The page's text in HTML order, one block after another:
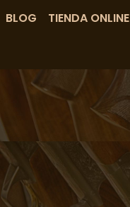
BLOG TIENDA ONLINE